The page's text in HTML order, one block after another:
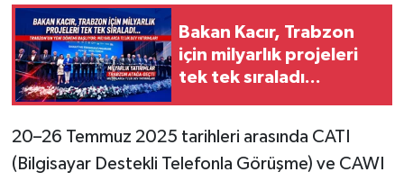
Bakan Kacır, Trabzon
için milyarlık projeleri
tek tek sıraladı...
20–26 Temmuz 2025 tarihleri arasında CATI
(Bilgisayar Destekli Telefonla Görüşme) ve CAWI